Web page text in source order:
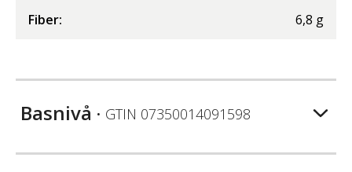
Fiber: 6,8 g
Basnivå • GTIN 07350014091598